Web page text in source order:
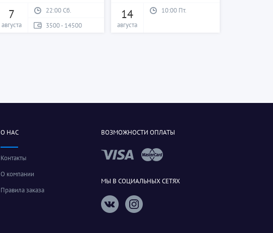
7
августа
22:00 Сб.
3500 - 14500
14
августа
10:00 Пт.
О НАС
Контакты
О компании
Правила заказа
ВОЗМОЖНОСТИ ОПЛАТЫ
МЫ В СОЦИАЛЬНЫХ СЕТЯХ